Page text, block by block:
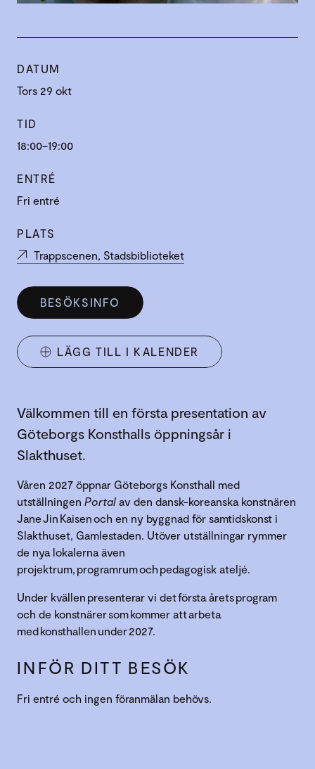
DATUM
Tors 29 okt
TID
18:00–19:00
ENTRÉ
Fri entré
PLATS
Trappscenen, Stadsbiblioteket
BESÖKSINFO
LÄGG TILL I KALENDER
Välkommen till en första presentation av
Göteborgs Konsthalls öppningsår i
Slakthuset.
Våren 2027 öppnar Göteborgs Konsthall med
utställningen Portal av den dansk-koreanska konstnären
Jane Jin Kaisen och en ny byggnad för samtidskonst i
Slakthuset, Gamlestaden. Utöver utställningar rymmer
de nya lokalerna även
projektrum, programrum och pedagogisk ateljé.
Under kvällen presenterar vi det första årets program
och de konstnärer som kommer att arbeta
med konsthallen under 2027.
INFÖR DITT BESÖK
Fri entré och ingen föranmälan behövs.